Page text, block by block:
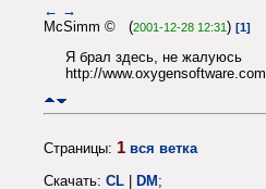
← →
McSimm © (2001-12-28 12:31) [1]
Я брал здесь, не жалуюсь
http://www.oxygensoftware.com
Страницы: 1 вся ветка
Скачать: CL DM ;